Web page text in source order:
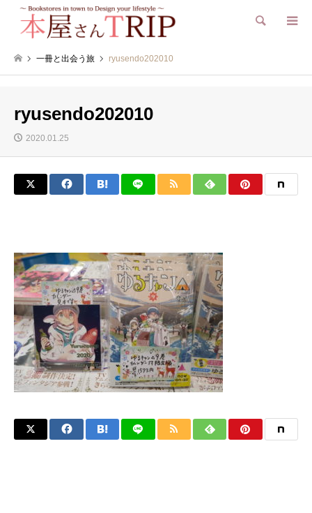
検索
一冊と出会う旅 ryusendo202010
ryusendo202010
2020.01.25